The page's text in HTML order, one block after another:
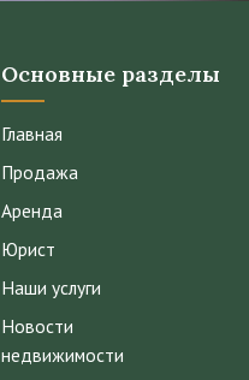
Основные разделы
Главная
Продажа
Аренда
Юрист
Наши услуги
Новости
недвижимости